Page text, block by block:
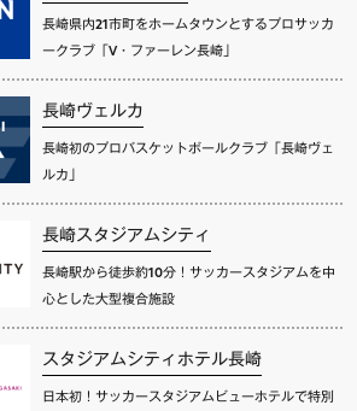
長崎県内21市町をホームタウンとするプロサッカ
ークラブ「V・ファーレン長崎」
長崎ヴェルカ
長崎初のプロバスケットボールクラブ「長崎ヴェ
ルカ」
長崎スタジアムシティ
長崎駅から徒歩約10分！サッカースタジアムを中
心とした大型複合施設
スタジアムシティホテル長崎
日本初！サッカースタジアムビューホテルで特別